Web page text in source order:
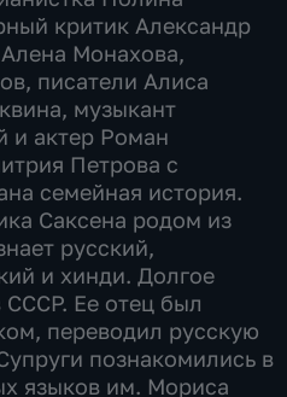
критик Александр
Монахова,
писатели Алиса
музыкант
и актер Роман
Петрова с
семейная история.
Саксена родом из
русский,
и хинди. Долгое
Ее отец был
переводил русскую
познакомились в
языков им. Мориса